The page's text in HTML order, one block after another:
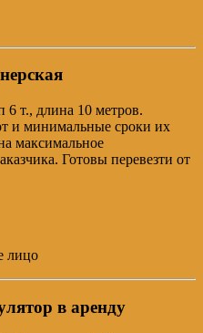
6 т., длина 10 метров.
и минимальные сроки их
максимальное
Готовы перевезти от
лицо
в аренду